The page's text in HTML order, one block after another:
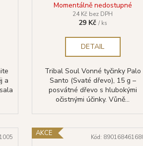
a
Momentálně nedostupné
24 Kč bez DPH
29 Kč/ ks
DETAIL
Tribal Soul Vonné tyčinky Palo
Santo (Svaté dřevo), 15 g –
posvátné dřevo s hlubokými
očistnými účinky. Vůně...
AKCE Kód: